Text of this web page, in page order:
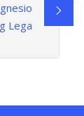
Lega